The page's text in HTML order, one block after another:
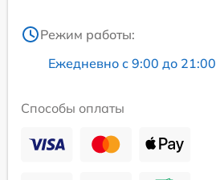
Режим работы:
Ежедневно с 9:00 до 21:00
Способы оплаты